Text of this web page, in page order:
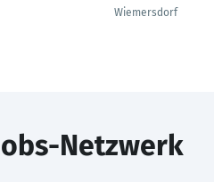
Wiemersdorf
Netzwerk